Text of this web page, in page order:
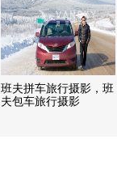
班夫拼车旅行摄影，班
夫包车旅行摄影